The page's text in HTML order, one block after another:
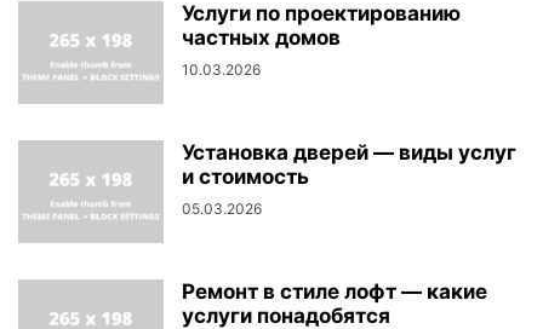
Услуги по проектированию
частных домов
10.03.2026
Установка дверей — виды услуг
и стоимость
05.03.2026
Ремонт в стиле лофт — какие
услуги понадобятся